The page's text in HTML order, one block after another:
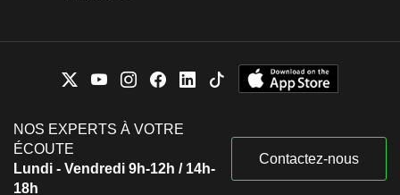
NOS EXPERTS À VOTRE
ÉCOUTE
Lundi - Vendredi 9h-12h / 14h-
18h
Contactez-nous